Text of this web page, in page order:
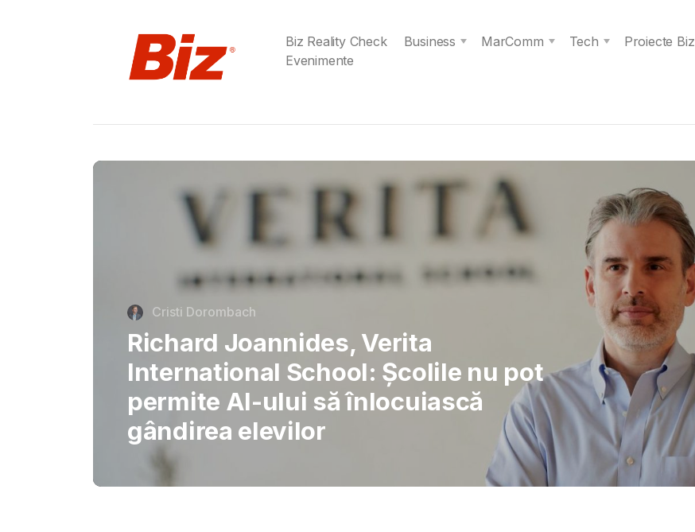
Biz Reality Check Business MarComm Tech
Proiecte Biz
Evenimente
Gabriel Barliga
Oana Gheorghiu: Curajul de a lupta
pentru schimbare